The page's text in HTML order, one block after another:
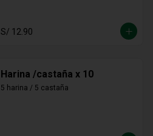
S/ 12.90
Harina /castaña x 10
5 harina / 5 castaña